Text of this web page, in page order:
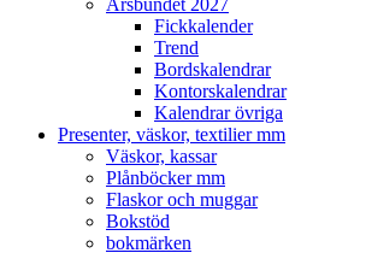
Årsbundet 2027
Fickkalender
Trend
Bordskalendrar
Kontorskalendrar
Kalendrar övriga
Presenter, väskor, textilier mm
Väskor, kassar
Plånböcker mm
Flaskor och muggar
Bokstöd
bokmärken